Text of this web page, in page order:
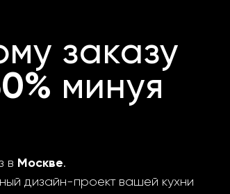
заказу
минуя
в Москве.
дизайн-проект вашей кухни